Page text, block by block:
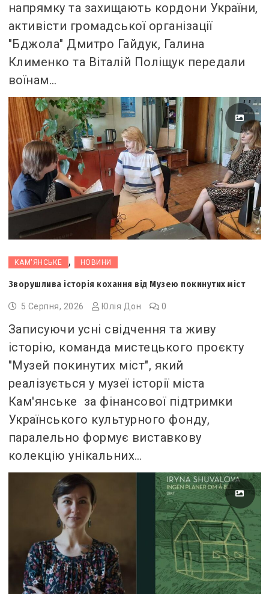
напрямку та захищають кордони України,
активісти громадської організації
"Бджола" Дмитро Гайдук, Галина
Клименко та Віталій Поліщук передали
воїнам…
КАМ'ЯНСЬКЕ , НОВИНИ
Зворушлива історія кохання від Музею покинутих міст
5 Серпня, 2026 Юлія Дон 0
Записуючи усні свідчення та живу
історію, команда мистецького проєкту
"Музей покинутих міст", який
реалізується у музеї історії міста
Кам'янське за фінансової підтримки
Українського культурного фонду,
паралельно формує виставкову
колекцію унікальних…